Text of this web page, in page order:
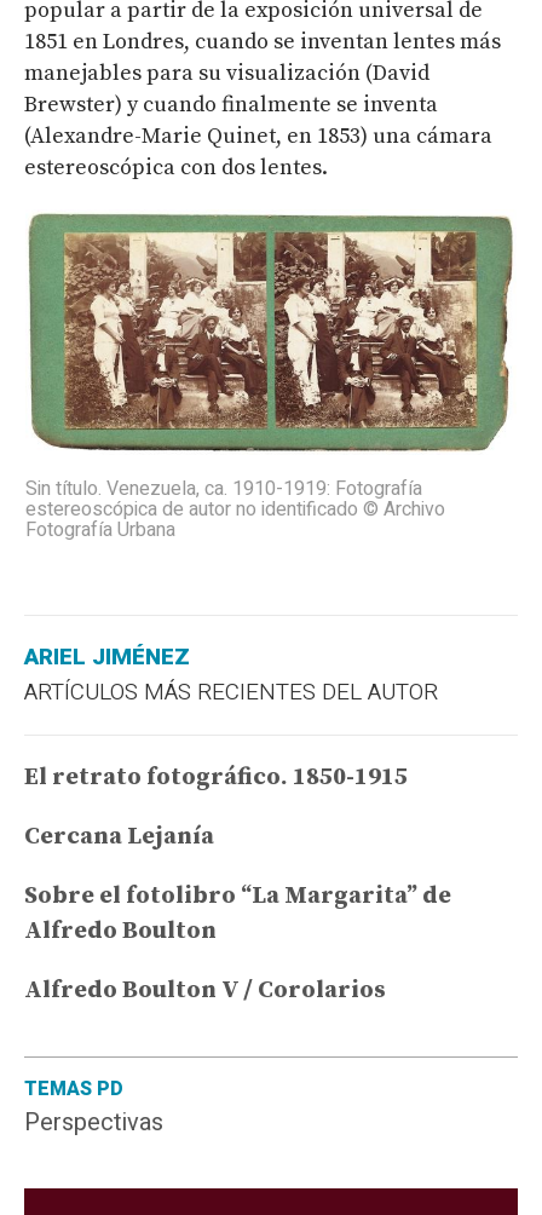
TEMAS PD
Perspectivas
popular a partir de la exposición universal de
1851 en Londres, cuando se inventan lentes más
manejables para su visualización (David
Brewster) y cuando finalmente se inventa
(Alexandre-Marie Quinet, en 1853) una cámara
estereoscópica con dos lentes.
Sin título. Venezuela, ca. 1910-1919: Fotografía
estereoscópica de autor no identificado © Archivo
Fotografía Urbana
ARIEL JIMÉNEZ
ARTÍCULOS MÁS RECIENTES DEL AUTOR
El retrato fotográfico. 1850-1915
Cercana Lejanía
Sobre el fotolibro “La Margarita” de
Alfredo Boulton
Alfredo Boulton V / Corolarios